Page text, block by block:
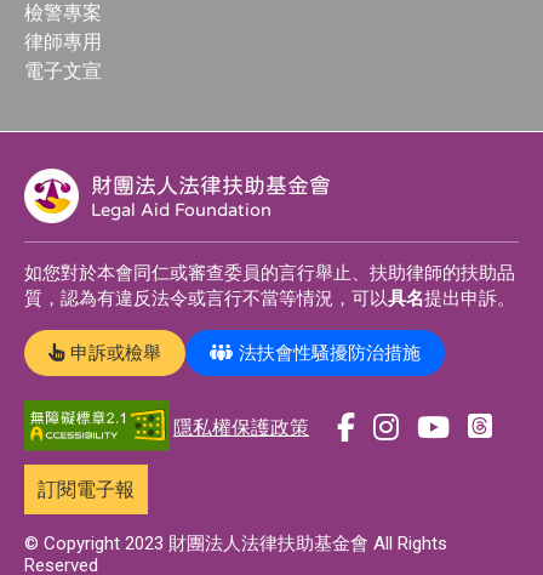
檢警專案
律師專用
電子文宣
財團法人法律扶助基金會
Legal Aid Foundation
如您對於本會同仁或審查委員的言行舉止、扶助律師的扶助品
質，認為有違反法令或言行不當等情況，可以具名提出申訴。
申訴或檢舉 法扶會性騷擾防治措施
隱私權保護政策
a
n
o
訂閱電子報
© Copyright 2023 財團法人法律扶助基金會 All Rights
Reserved